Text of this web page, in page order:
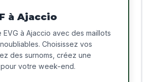
à Ajaccio
à Ajaccio avec des maillots
Choisissez vos
des surnoms, créez une
votre week-end.